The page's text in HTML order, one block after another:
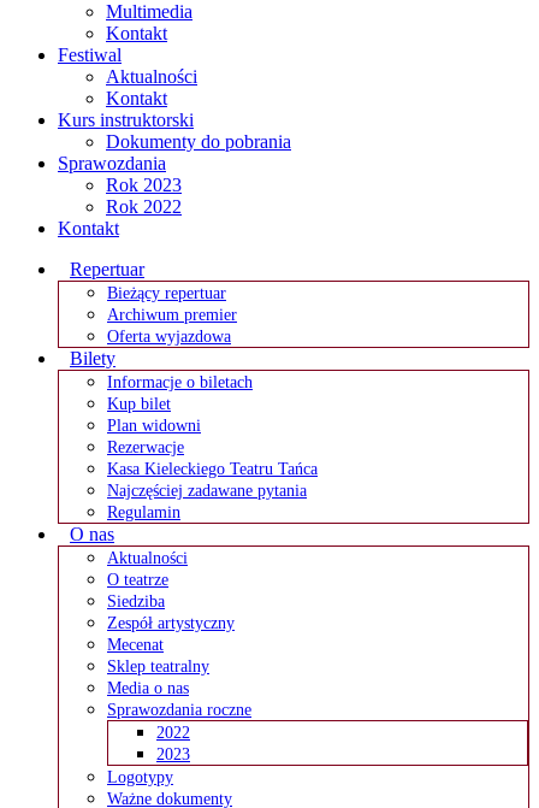
Multimedia
Kontakt
Festiwal
Aktualności
Kontakt
Kurs instruktorski
Dokumenty do pobrania
Sprawozdania
Rok 2023
Rok 2022
Kontakt
Repertuar
Bieżący repertuar
Archiwum premier
Oferta wyjazdowa
Bilety
Informacje o biletach
Kup bilet
Plan widowni
Rezerwacje
Kasa Kieleckiego Teatru Tańca
Najczęściej zadawane pytania
Regulamin
O nas
Aktualności
O teatrze
Siedziba
Zespół artystyczny
Mecenat
Sklep teatralny
Media o nas
Sprawozdania roczne
2022
2023
Logotypy
Ważne dokumenty